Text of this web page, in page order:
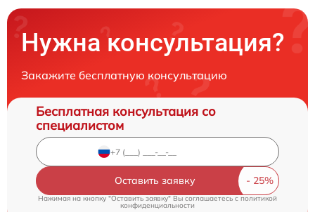
Нужна консультация?
Закажите бесплатную консультацию
Бесплатная консультация со
специалистом
Оставить заявку
Нажимая на кнопку "Оставить заявку" Вы соглашаетесь c политикой
конфиденциальности